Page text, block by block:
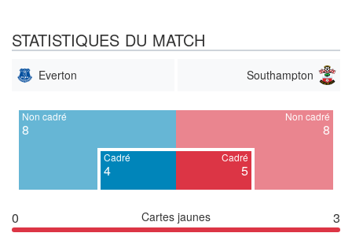
STATISTIQUES DU MATCH
Everton Southampton
Non cadré
8
Cadré
4
Cadré
5
Non cadré
8
0 Cartes jaunes 3